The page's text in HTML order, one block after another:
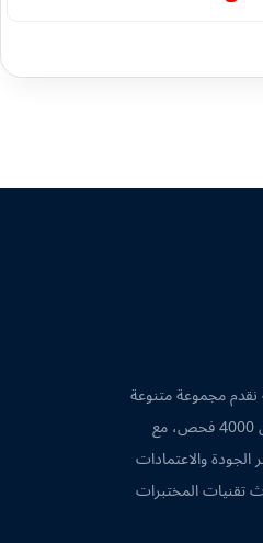
مجموعة متنوعة
من الفحوصات والتي تزيد عددها عن 4000 فحص، مع
والاعتمادات
المختبرات